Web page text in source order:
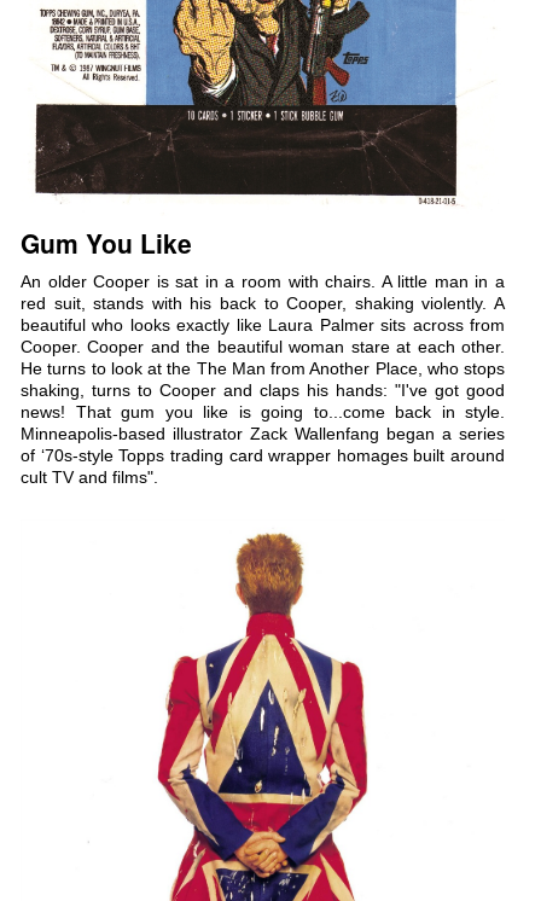
Gum You Like
An older Cooper is sat in a room with chairs. A little man in a
red suit, stands with his back to Cooper, shaking violently. A
beautiful who looks exactly like Laura Palmer sits across from
Cooper. Cooper and the beautiful woman stare at each other.
He turns to look at the The Man from Another Place, who stops
shaking, turns to Cooper and claps his hands: "I've got good
news! That gum you like is going to...come back in style.
Minneapolis-based illustrator Zack Wallenfang began a series
of ‘70s-style Topps trading card wrapper homages built around
cult TV and films".